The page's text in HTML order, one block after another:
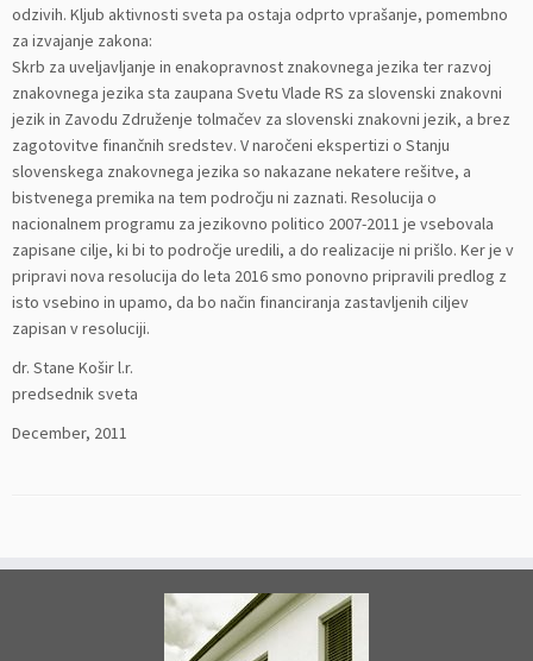
odzivih. Kljub aktivnosti sveta pa ostaja odprto vprašanje, pomembno
za izvajanje zakona:
Skrb za uveljavljanje in enakopravnost znakovnega jezika ter razvoj
znakovnega jezika sta zaupana Svetu Vlade RS za slovenski znakovni
jezik in Zavodu Združenje tolmačev za slovenski znakovni jezik, a brez
zagotovitve finančnih sredstev. V naročeni ekspertizi o Stanju
slovenskega znakovnega jezika so nakazane nekatere rešitve, a
bistvenega premika na tem področju ni zaznati. Resolucija o
nacionalnem programu za jezikovno politico 2007-2011 je vsebovala
zapisane cilje, ki bi to področje uredili, a do realizacije ni prišlo. Ker je v
pripravi nova resolucija do leta 2016 smo ponovno pripravili predlog z
isto vsebino in upamo, da bo način financiranja zastavljenih ciljev
zapisan v resoluciji.
dr. Stane Košir l.r.
predsednik sveta
December, 2011